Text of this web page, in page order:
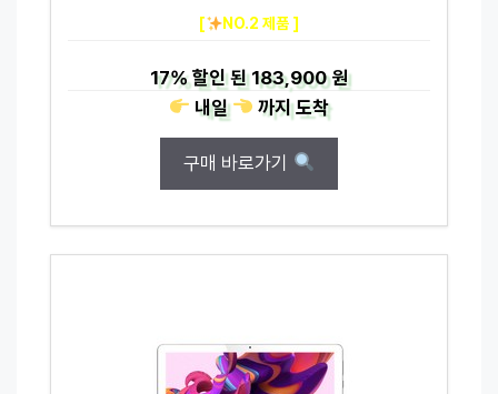
[ NO.2 제품 ]
17%할인 된183,900 원
내일
까지도착
구매 바로가기